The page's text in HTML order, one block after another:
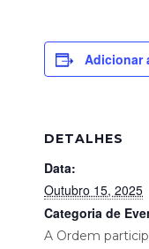
Adicionar
DETALHES
Data:
Outubro 15, 2025
Categoria de
A Ordem